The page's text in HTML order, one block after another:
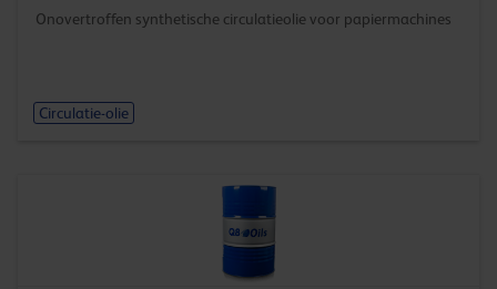
Onovertroffen synthetische circulatieolie voor papiermachines
Circulatie-olie